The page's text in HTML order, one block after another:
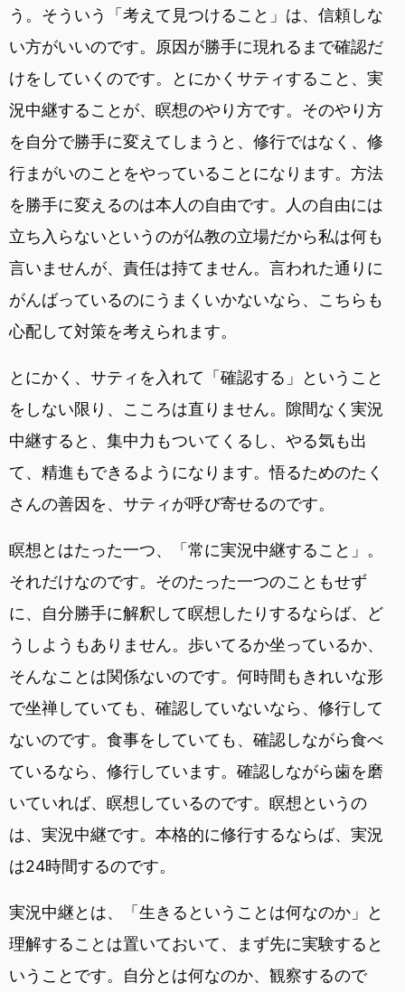
う。そういう「考えて見つけること」は、信頼しな
い方がいいのです。原因が勝手に現れるまで確認だ
けをしていくのです。とにかくサティすること、実
況中継することが、瞑想のやり方です。そのやり方
を自分で勝手に変えてしまうと、修行ではなく、修
行まがいのことをやっていることになります。方法
を勝手に変えるのは本人の自由です。人の自由には
立ち入らないというのが仏教の立場だから私は何も
言いませんが、責任は持てません。言われた通りに
がんばっているのにうまくいかないなら、こちらも
心配して対策を考えられます。
とにかく、サティを入れて「確認する」ということ
をしない限り、こころは直りません。隙間なく実況
中継すると、集中力もついてくるし、やる気も出
て、精進もできるようになります。悟るためのたく
さんの善因を、サティが呼び寄せるのです。
瞑想とはたった一つ、「常に実況中継すること」。
それだけなのです。そのたった一つのこともせず
に、自分勝手に解釈して瞑想したりするならば、ど
うしようもありません。歩いてるか坐っているか、
そんなことは関係ないのです。何時間もきれいな形
で坐禅していても、確認していないなら、修行して
ないのです。食事をしていても、確認しながら食べ
ているなら、修行しています。確認しながら歯を磨
いていれば、瞑想しているのです。瞑想というの
は、実況中継です。本格的に修行するならば、実況
は24時間するのです。
実況中継とは、「生きるということは何なのか」と
理解することは置いておいて、まず先に実験すると
いうことです。自分とは何なのか、観察するので